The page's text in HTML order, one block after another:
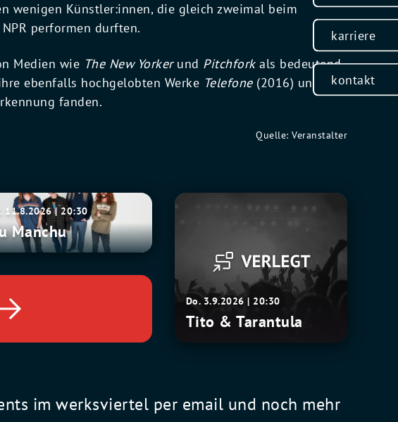
karriere
kontakt
wenigen Künstler:innen, die gleich zweimal beim
performen durften.
Medien wie The New Yorkerund Pitchforkals bedeutend
ebenfalls hochgelobten Werke Telefone(2016) und
fanden.
Quelle: Veranstalter
11.8.2026 | 20:30
Manchu
Tito
Do. 3.9.2026 | 20:30
Tito & Tarantula
im werksviertel per email und noch mehr